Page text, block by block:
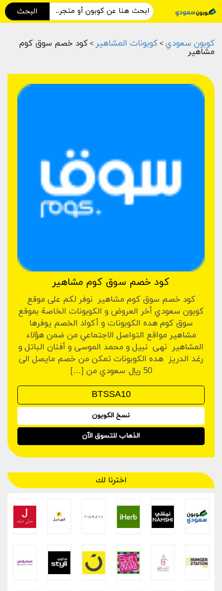
البحث
كوبون سعودي > كوبونات المشاهير > كود خصم سوق كوم
مشاهير
كود خصم سوق كوم مشاهير
كود خصم سوق كوم مشاهير نوفر لكم على موقع
كوبون سعودي أخر العروض و الكوبونات الخاصة بموقع
سوق كوم هده الكوبونات و أكواد الخصم يوفرها
مشاهير مواقع التواصل الاجتماعي من ضمن هؤلاء
المشاهير نهى نبيل و محمد الموسى و أفنان الباتل و
رغد الدريز هده الكوبونات تمكن من خصم مايصل الى
50 ريال سعودي من […]
نسخ الكوبون
الذهاب للتسوق الآن
اخترنا لك